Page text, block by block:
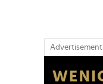
Advertisement